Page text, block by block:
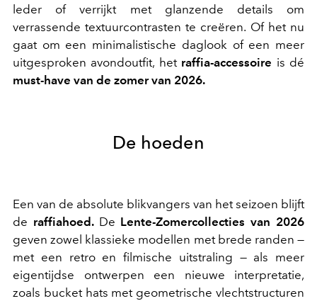
leder of verrijkt met glanzende details om
verrassende textuurcontrasten te creëren. Of het nu
gaat om een minimalistische daglook of een meer
uitgesproken avondoutfit, het raffia-accessoire is dé
must-have van de zomer van 2026.
De hoeden
Een van de absolute blikvangers van het seizoen blijft
de raffiahoed. De Lente-Zomercollecties van 2026
geven zowel klassieke modellen met brede randen —
met een retro en filmische uitstraling — als meer
eigentijdse ontwerpen een nieuwe interpretatie,
zoals bucket hats met geometrische vlechtstructuren